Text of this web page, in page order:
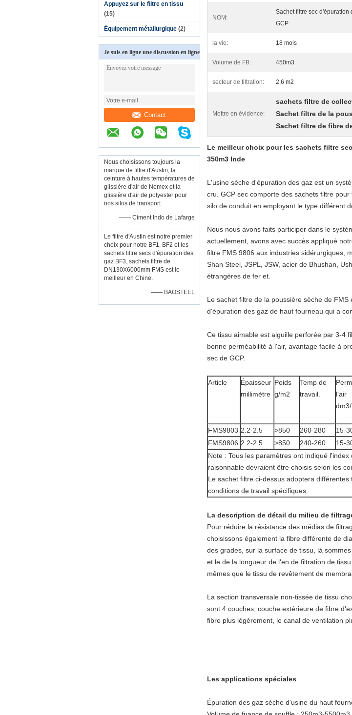
Appuyez sur le filtre en tissu
(15)
Équipement métallurgique (2)
Je suis en ligne une discussion en ligne
Contact
Nous choisissons toujours la
marque de filtre d'Austin, la
ceinture à hautes températures de
glissière d'air de Nomex et la
glissière d'air de polyester pour
nos silos de transport.
—— Ciment Indo de Lafarge
Le filtre d'Austin est notre premier
choix pour notre BF1, BF2 et les
sachets filtre secs d'épuration des
gaz BF3, sachets filtre de
DN130X6000mm FMS est le
meilleur en Chine.
—— BAOSTEEL
NOM:
Sachet filtre sec d'épuration
GCP
la vie: 18 mois
Volume de FB: 450m3
secteur de filtration: 2,6 m2
Mettre en évidence:
sachets filtre de
Sachet filtre de la
Sachet filtre de fibre
Le meilleur choix pour les sachets filtre
350m3 Inde
L'usine sèche d'épuration des gaz est un
cru. GCP sec comporte des sachets filtre
silo de conduit en employant le type différent
Nous nous avons faits participer dans le
actuellement, avons avec succès appliqué
filtre FMS 9806 aux industries sidérurgiques,
Shan Steel, JSPL, JSW, acier de Bhushan,
étrangères de fer et.
Le sachet filtre de la poussière sèche de
d'épuration des gaz de haut fourneau qui a
Ce tissu aimable est aiguille perforée par 3-4
bonne perméabilité à l'air, avantage facile à
sec de GCP.
Article
Épaisseur
millimètre
Poids
g/m2
Temp de
travail.
l'air
FMS9803 2.2-2.5 >850 260-280 15-
FMS9806 2.2-2.5 >850 240-260 15-
Note : Tous les paramètres ont indiqué
raisonnable devraient être choisis selon les
Le sachet filtre ci-dessus adoptera
conditions de travail spécifiques.
La description de détail du milieu de
Pour réduire la résistance des médias de
choisissons également la fibre différente de
des grades, sur la surface de tissu, là
et le de la longueur de l'en de filtration de
mêmes que le tissu de revêtement de
La section transversale non-tissée de tissu
sont 4 couches, couche extérieure de fibre
fibre plus légèrement, le canal de ventilation
Les applications spéciales
Épuration des gaz sèche d'usine du haut